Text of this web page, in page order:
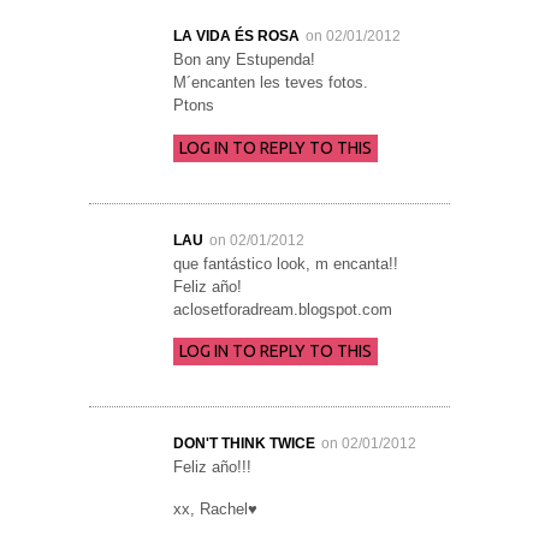
LA VIDA ÉS ROSA on 02/01/2012
Bon any Estupenda!
M´encanten les teves fotos.
Ptons
LOG IN TO REPLY TO THIS
LAU on 02/01/2012
que fantástico look, m encanta!!
Feliz año!
aclosetforadream.blogspot.com
LOG IN TO REPLY TO THIS
DON'T THINK TWICE on 02/01/2012
Feliz año!!!
xx, Rachel♥